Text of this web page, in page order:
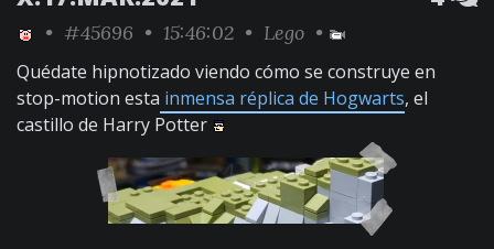
• #45696 • 15:46:02 • Lego •
Quédate hipnotizado viendo cómo se construye en
stop-motion esta inmensa réplica de Hogwarts, el
castillo de Harry Potter